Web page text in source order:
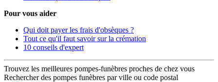
Pour vous aider
Qui doit payer les frais d'obsèques ?
Tout ce qu'il faut savoir sur la crémation
10 conseils d'expert
Trouvez les meilleures pompes-funèbres proches de chez vous
Rechercher des pompes funèbres par ville ou code postal